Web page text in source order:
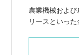
農業機械および
リースといった